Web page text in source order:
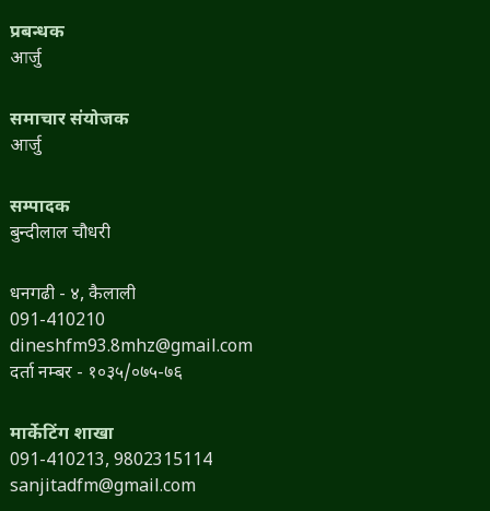
प्रबन्धक
आर्जु
समाचार संयोजक
आर्जु
सम्पादक
बुन्दीलाल चौधरी
धनगढी - ४, कैलाली
091-410210
dineshfm93.8mhz@gmail.com
दर्ता नम्बर - १०३५/०७५-७६
मार्केटिंग शाखा
091-410213, 9802315114
sanjitadfm@gmail.com